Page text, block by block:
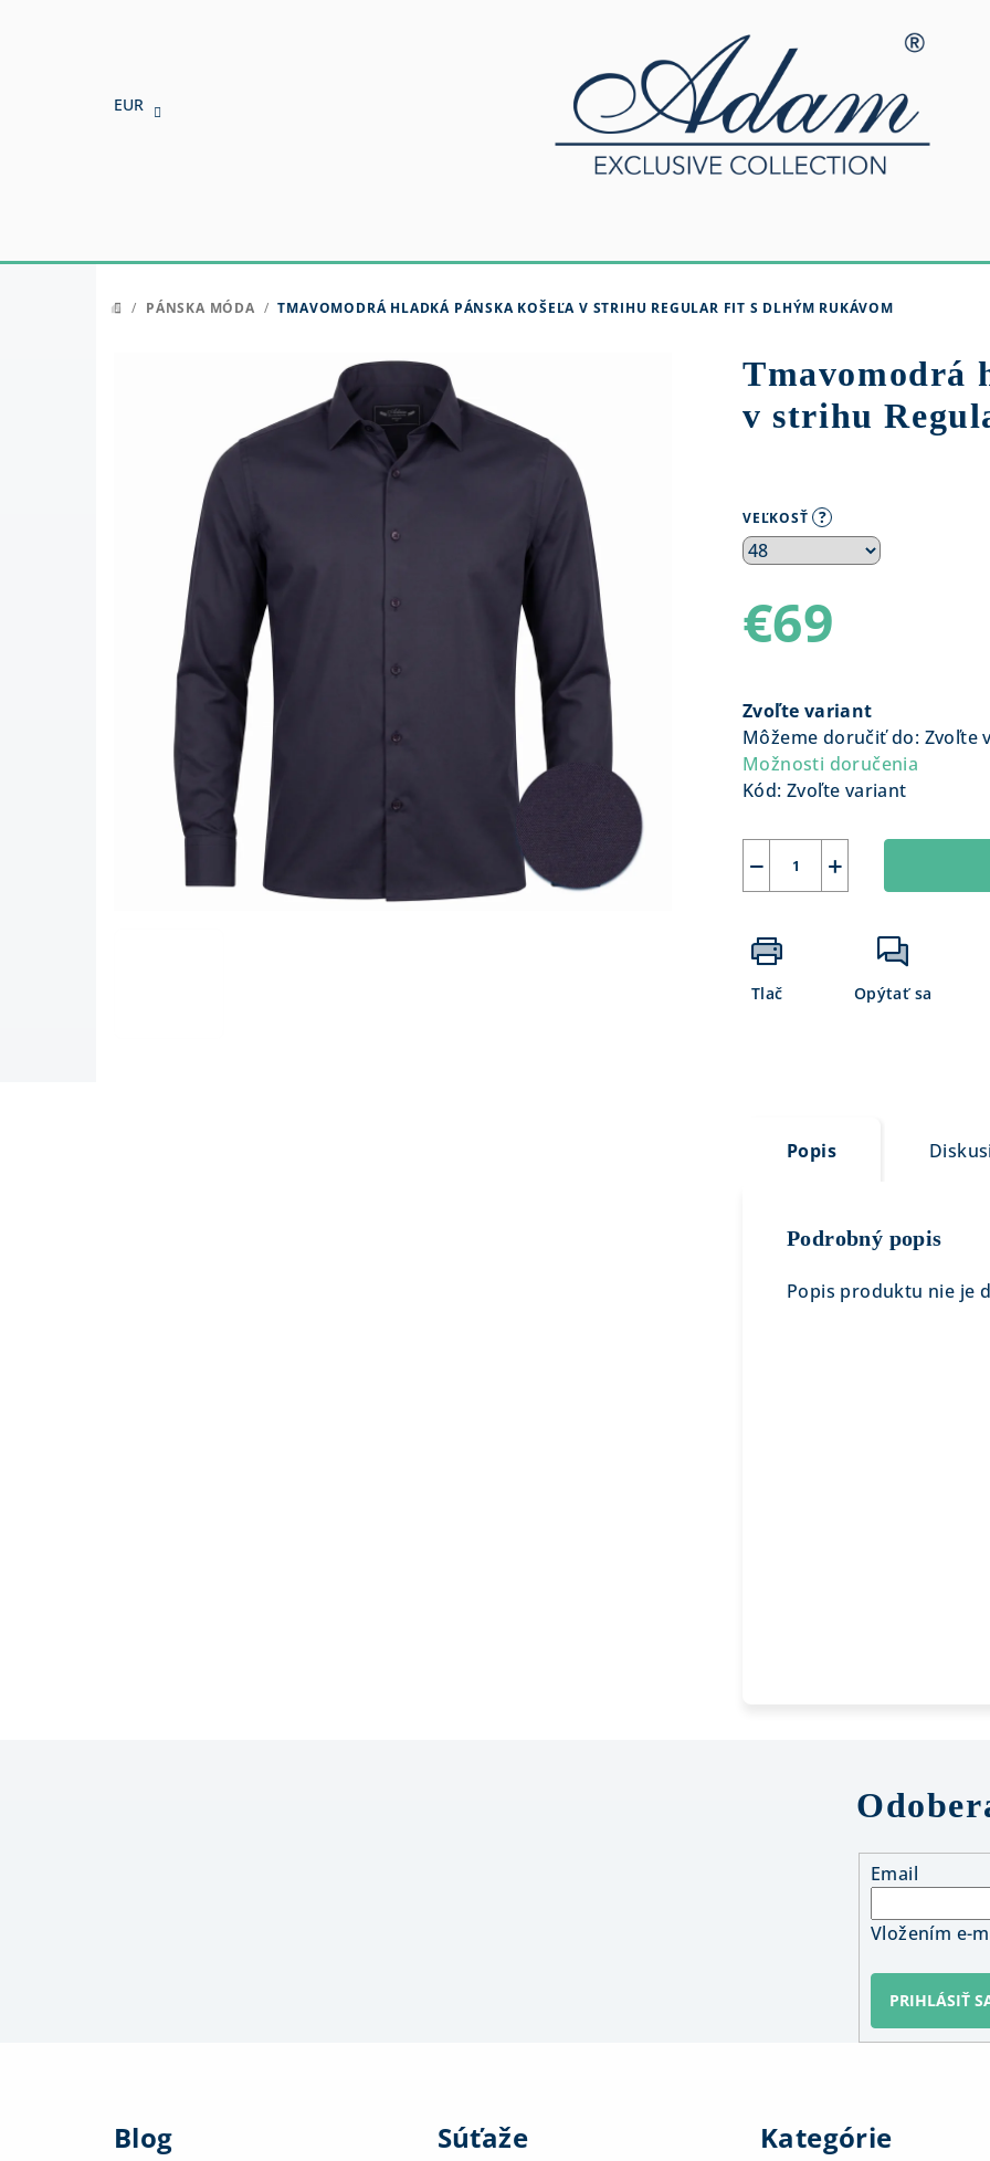
EUR
DOMOV
/ PÁNSKA MÓDA / TMAVOMODRÁ HLADKÁ PÁNSKA KOŠEĽA V STRIHU REGULAR FIT S DLHÝM RUKÁVOM
Tmavomodrá
v strihu
VEĽKOSŤ ?
€69
cena:
Zvoľte variant
Môžeme doručiť do: Zvoľte
Možnosti doručenia
Kód: Zvoľte variant
+
−
Tlač Opýtať sa
Popis
Podrobný popis
Popis produktu nie je
Email
Vložením e-
PRIHLÁSIŤ
Blog Súťaže Kategórie